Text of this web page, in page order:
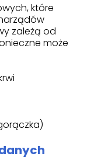
które
zależą od
może